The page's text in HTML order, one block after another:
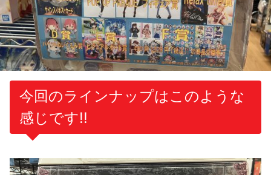
今回のラインナップはこのような
感じです!!